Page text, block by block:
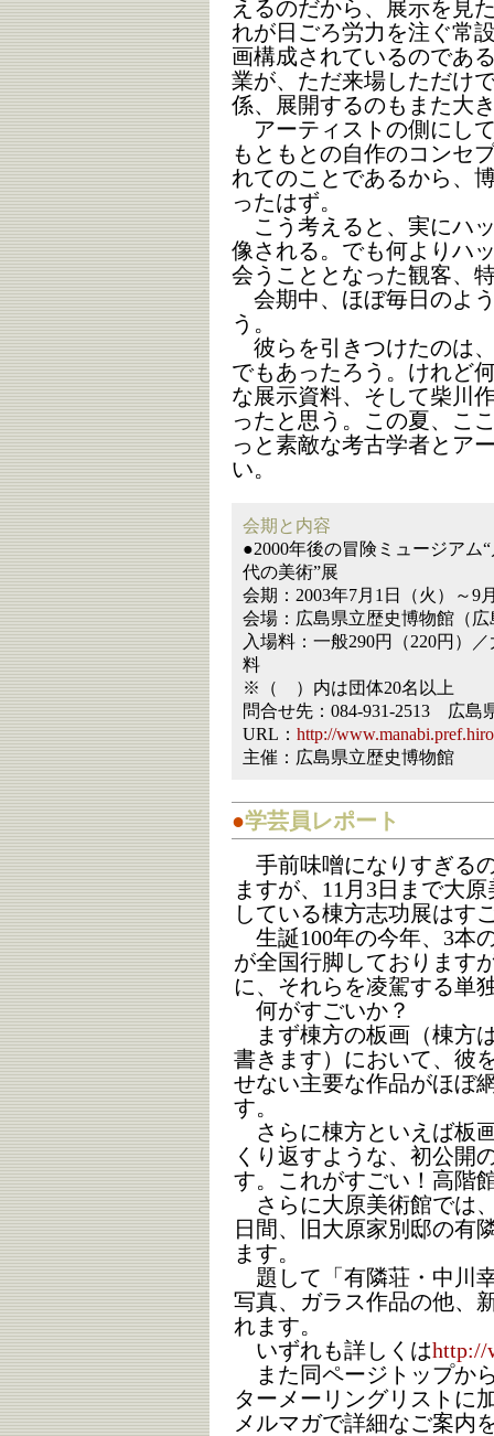
えるのだから、展示を見
れが日ごろ労力を注ぐ常
画構成されているのであ
業が、ただ来場しただけ
係、展開するのもまた大
アーティストの側にし
もともとの自作のコンセ
れてのことであるから、
ったはず。
こう考えると、実にハ
像される。でも何よりハ
会うこととなった観客、
会期中、ほぼ毎日のよ
う。
彼らを引きつけたのは
でもあったろう。けれど
な展示資料、そして柴川
ったと思う。この夏、こ
っと素敵な考古学者とア
い。
会期と内容
●2000年後の冒険ミュージアム
代の美術”展
会期：2003年7月1日（火）～9
会場：広島県立歴史博物館（
入場料：一般290円（220円）
料
※（ ）内は団体20名以上
問合せ先：084-931-2513 広島
URL： http://
主催：広島県立歴史博物館
●学芸員レポート
手前味噌になりすぎる
ますが、11月3日まで大
している棟方志功展はす
生誕100年の今年、3本
が全国行脚しております
に、それらを凌駕する単
何がすごいか？
まず棟方の板画（棟方
書きます）において、彼
せない主要な作品がほぼ
す。
さらに棟方といえば板
くり返すような、初公開
す。これがすごい！高階
さらに大原美術館では
日間、旧大原家別邸の有
ます。
題して「有隣荘・中川
写真、ガラス作品の他、
れます。
いずれも詳しくはhttp://
また同ページトップか
ターメーリングリストに
メルマガで詳細なご案内